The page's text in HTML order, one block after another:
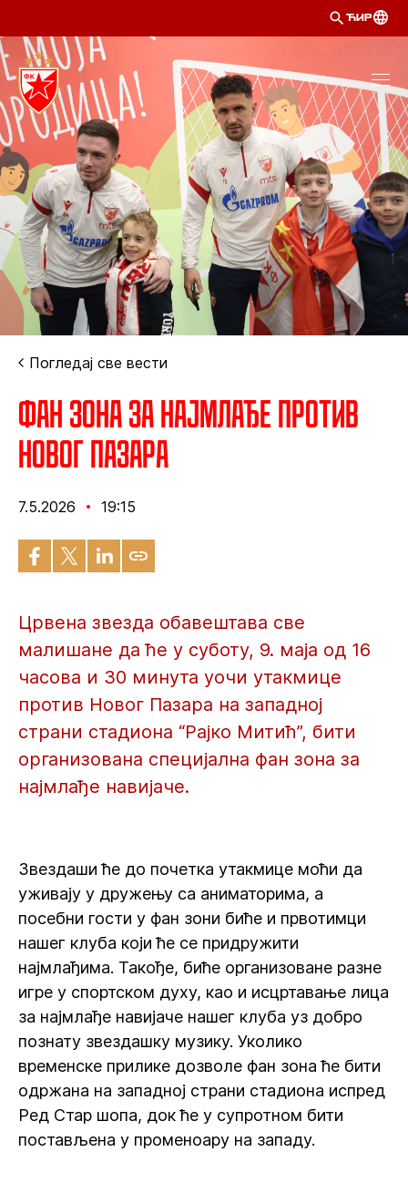
ЋИР
Погледај све вести
Фан зона за најмлађе против
Новог Пазара
7.5.2026 19:15
Црвена звезда обавештава све
малишане да ће у суботу, 9. маја од 16
часова и 30 минута уочи утакмице
против Новог Пазара на западној
страни стадиона “Рајко Митић”, бити
организована специјална фан зона за
најмлађе навијаче.
Звездаши ће до почетка утакмице моћи да
уживају у дружењу са аниматорима, а
посебни гости у фан зони биће и првотимци
нашег клуба који ће се придружити
најмлађима. Такође, биће организоване разне
игре у спортском духу, као и исцртавање лица
за најмлађе навијаче нашег клуба уз добро
познату звездашку музику. Уколико
временске прилике дозволе фан зона ће бити
одржана на западној страни стадиона испред
Ред Стар шопа, док ће у супротном бити
постављена у променоару на западу.